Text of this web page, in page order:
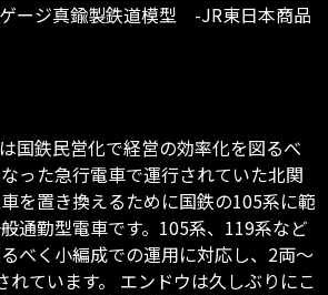
ージ真鍮製鉄道模型 -JR東日本商品
国鉄民営化で経営の効率化を図るべ
った急行電車で運行されていた北関
を置き換えるために国鉄の105系に範
通勤型電車です。105系、119系など
べく小編成での運用に対応し、2両～
れています。 エンドウは久しぶりにこ